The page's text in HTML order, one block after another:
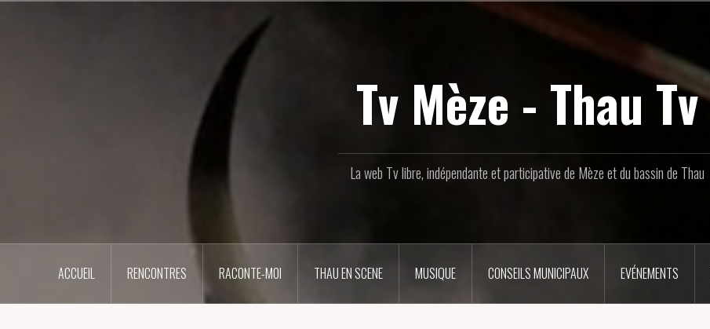
Tv Mèze - Thau Tv
La web Tv libre, indépendante et participative de Mèze et du bassin de Thau
ACCUEIL RENCONTRES RACONTE-MOI THAU EN SCENE MUSIQUE CONSEILS MUNICIPAUX EVÉNEMENTS